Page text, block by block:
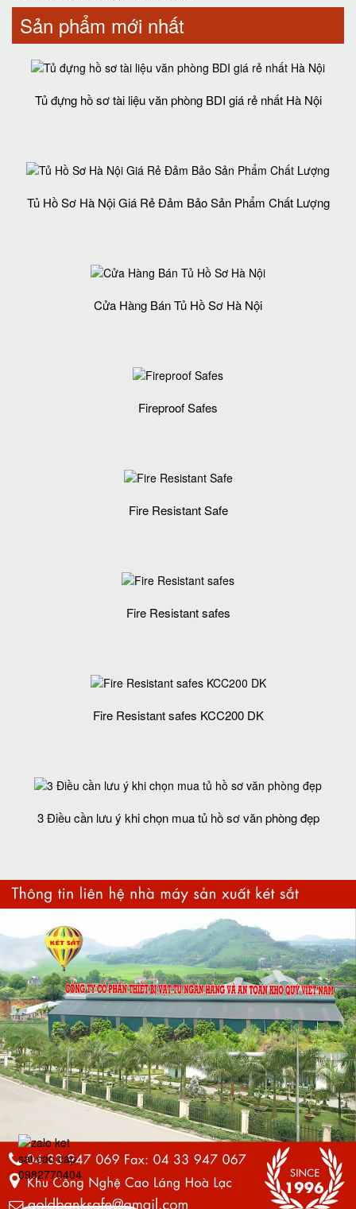
Sản phẩm mới nhất
Tủ đựng hồ sơ tài liệu văn phòng BDI giá rẻ nhất Hà Nội
Tủ Hồ Sơ Hà Nội Giá Rẻ Đảm Bảo Sản Phẩm Chất Lượng‎
Cửa Hàng Bán Tủ Hồ Sơ Hà Nội
Fireproof Safes
Fire Resistant Safe
Fire Resistant safes
Fire Resistant safes KCC200 DK
3 Điều cần lưu ý khi chọn mua tủ hồ sơ văn phòng đẹp